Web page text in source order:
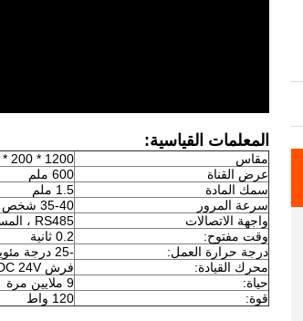
المعلمات القياسية:
مقاس
1200 * 200 * 900 مم (يمكن تخصيصها)
عرض القناة
600 ملم
سمك المادة
1.5 ملم
سرعة المرور
35-40 شخص / دقيقة
واجهة الاتصالات
RS485 ، المسافة ≤1200m
وقت مفتوح:
0.2 ثانية
درجة حرارة العمل:
-25 درجة مئوية ~ + 60 درجة مئوية
محرك القيادة:
فرش DC 24V
حياة:
9 ملايين مرة
قوة:
120 واط